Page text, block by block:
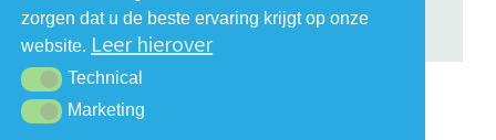
zorgen dat u de beste ervaring krijgt op onze
website. Leer hierover
TechnicalTechnical
MarketingMarketing